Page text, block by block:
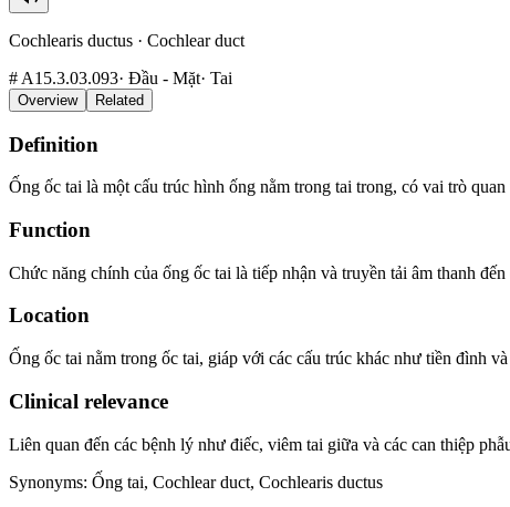
Cochlearis ductus · Cochlear duct
# A15.3.03.093· Đầu - Mặt· Tai
Overview Related
Definition
Ống ốc tai là một cấu trúc hình ống nằm trong tai trong, có vai trò
Function
Chức năng chính của ống ốc tai là tiếp nhận và truyền tải âm thanh
Location
Ống ốc tai nằm trong ốc tai, giáp với các cấu trúc khác như tiền đình
Clinical relevance
Liên quan đến các bệnh lý như điếc, viêm tai giữa và các can thiệp
Synonyms: Ống tai, Cochlear duct, Cochlearis ductus